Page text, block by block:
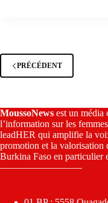
PRÉCÉDENT
MoussoNews est un média
l’information sur les
leadHER qui amplifie la
promotion et la valorisation
Burkina Faso en particulier
————————–